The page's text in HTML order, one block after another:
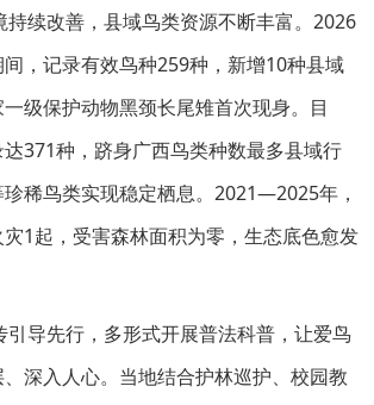
持续改善，县域鸟类资源不断丰富。2026
，记录有效鸟种259种，新增10种县域
级保护动物黑颈长尾雉首次现身。目
371种，跻身广西鸟类种数最多县域行
稀鸟类实现稳定栖息。2021—2025年，
1起，受害森林面积为零，生态底色愈发
引导先行，多形式开展普法科普，让爱鸟
深入人心。当地结合护林巡护、校园教